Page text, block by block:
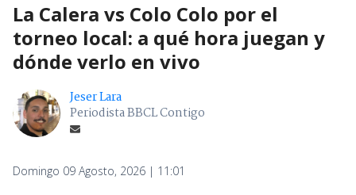
La Calera vs Colo Colo por el
torneo local: a qué hora juegan y
dónde verlo en vivo
Jeser Lara
Periodista BBCL Contigo
Domingo 09 Agosto, 2026 | 11:01